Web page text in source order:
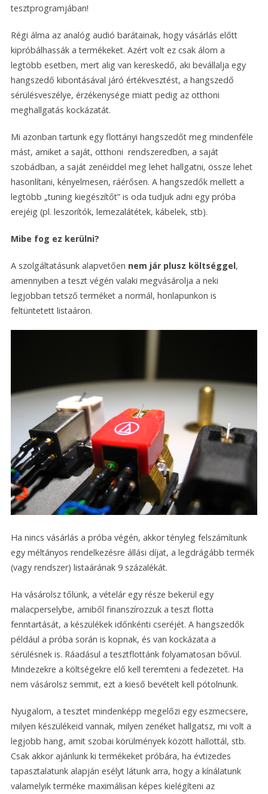
tesztprogramjában!
Régi álma az analóg audió barátainak, hogy vásárlás előtt
kipróbálhassák a termékeket. Azért volt ez csak álom a
legtöbb esetben, mert alig van kereskedő, aki bevállalja egy
hangszedő kibontásával járó értékvesztést, a hangszedő
sérülésveszélye, érzékenysége miatt pedig az otthoni
meghallgatás kockázatát.
Mi azonban tartunk egy flottányi hangszedőt meg mindenféle
mást, amiket a saját, otthoni rendszeredben, a saját
szobádban, a saját zenéiddel meg lehet hallgatni, össze lehet
hasonlítani, kényelmesen, ráérősen. A hangszedők mellett a
legtöbb „tuning kiegészítőt” is oda tudjuk adni egy próba
erejéig (pl. leszorítók, lemezalátétek, kábelek, stb).
Mibe fog ez kerülni?
A szolgáltatásunk alapvetően nem jár plusz költséggel,
amennyiben a teszt végén valaki megvásárolja a neki
legjobban tetsző terméket a normál, honlapunkon is
feltüntetett listaáron.
Ha nincs vásárlás a próba végén, akkor tényleg felszámítunk
egy méltányos rendelkezésre állási díjat, a legdrágább termék
(vagy rendszer) listaárának 9 százalékát.
Ha vásárolsz tőlünk, a vételár egy része bekerül egy
malacperselybe, amiből finanszírozzuk a teszt flotta
fenntartását, a készülékek időnkénti cseréjét. A hangszedők
például a próba során is kopnak, és van kockázata a
sérülésnek is. Ráadásul a tesztflottánk folyamatosan bővül.
Mindezekre a költségekre elő kell teremteni a fedezetet. Ha
nem vásárolsz semmit, ezt a kieső bevételt kell pótolnunk.
Nyugalom, a tesztet mindenképp megelőzi egy eszmecsere,
milyen készülékeid vannak, milyen zenéket hallgatsz, mi volt a
legjobb hang, amit szobai körülmények között hallottál, stb.
Csak akkor ajánlunk ki termékeket próbára, ha évtizedes
tapasztalatunk alapján esélyt látunk arra, hogy a kínálatunk
valamelyik terméke maximálisan képes kielégíteni az